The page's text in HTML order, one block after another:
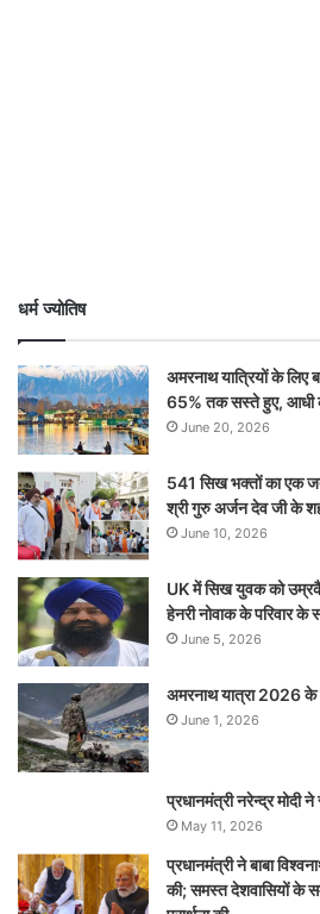
धर्म ज्योतिष
अमरनाथ यात्रियों के लिए
65% तक सस्ते हुए, आधी
June 20, 2026
541 सिख भक्तों का एक
श्री गुरु अर्जन देव जी के
June 10, 2026
UK में सिख युवक को
हेनरी नोवाक के परिवार के
June 5, 2026
अमरनाथ यात्रा 2026 के
June 1, 2026
प्रधानमंत्री नरेन्‍द्र मोदी ने
May 11, 2026
प्रधानमंत्री ने बाबा
की; समस्‍त देशवासियों के